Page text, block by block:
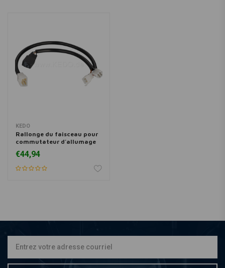
KEDO
Rallonge du faisceau pour
commutateur d'allumage
€44,94